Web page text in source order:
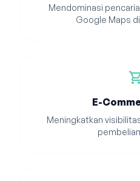
Mendominasi
Google Maps
E-
Meningkatkan